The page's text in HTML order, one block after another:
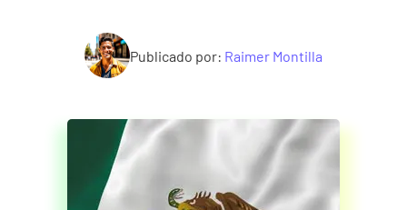
Publicado por: Raimer Montilla